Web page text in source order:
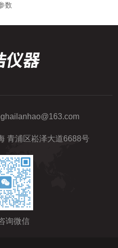
数
青浦区崧泽大道6688号
询微信